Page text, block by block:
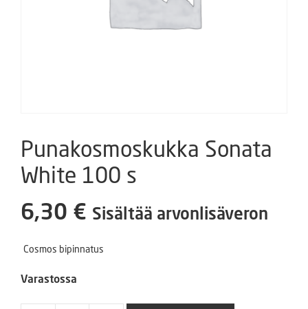
Punakosmoskukka Sonata
White 100 s
6,30 € Sisältää arvonlisäveron
Cosmos bipinnatus
Varastossa